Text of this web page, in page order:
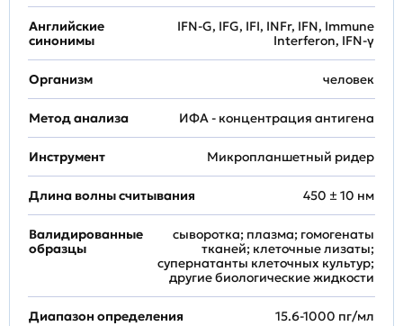
Английские
синонимы
IFN-G, IFG, IFI, INFr, IFN, Immune
Interferon, IFN-γ
Организм человек
Метод анализа ИФА - концентрация антигена
Инструмент Микропланшетный ридер
Длина волны считывания 450 ± 10 нм
Валидированные
образцы
сыворотка; плазма; гомогенаты
тканей; клеточные лизаты;
супернатанты клеточных культур;
другие биологические жидкости
Диапазон определения 15.6-1000 пг/мл